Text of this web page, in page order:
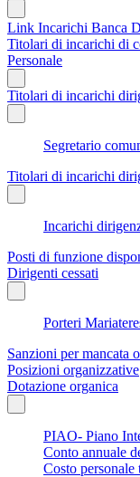
Link Incarichi Banca
Titolari di incarichi di
Personale
Titolari di incarichi
Segretario
Titolari di incarichi
Incarichi
Posti di funzione
Dirigenti cessati
Porteri
Sanzioni per mancata
Posizioni organizzative
Dotazione organica
PIAO- Piano
Conto annuale
Costo